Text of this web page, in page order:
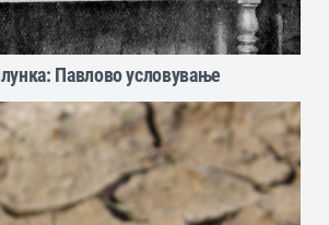
Павлово условување